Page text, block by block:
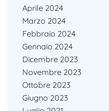
Aprile 2024
Marzo 2024
Febbraio 2024
Gennaio 2024
Dicembre 2023
Novembre 2023
Ottobre 2023
Giugno 2023